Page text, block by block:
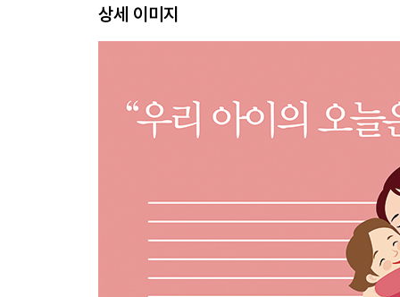
똑같은 놀이를 반복하거나 특정 놀이를 따라 하는
장난감의 일부분에만 집착하는 아이
또래들과 다른, 일반적이지 않은 놀이를 하는 아이
왜 불편했던 경험을 놀이로 표현하는 걸까?
신체놀이만 하는 아이, 혹은 신체놀이를 거부하는
나이에 맞지 않는 장난감을 갖고 노는 아이
어지럽히기만 하고 정리는 안 하는 아이
놀이의 끝이 항상 좋지 않게 마무리되는 이유
상세 이미지